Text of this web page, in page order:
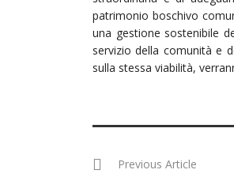
patrimonio boschivo
una gestione sostenibile
servizio della comunità e
sulla stessa viabilità,
Previous Article